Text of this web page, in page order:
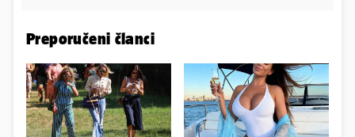
Preporučeni članci